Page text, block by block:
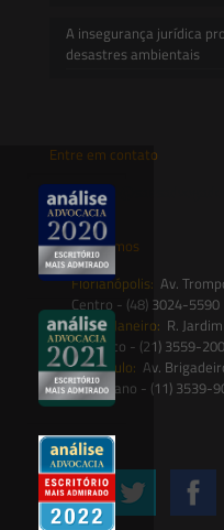
A insegurança jurídica
desastres ambientais
Entre em contato
Onde estamos
Florianópolis: Av.
Centro - (48) 3024-5590
Rio de Janeiro: R.
Botânico - (21) 3559-
São Paulo: Av.
Paulistano - (11) 3539-
Siga-nos